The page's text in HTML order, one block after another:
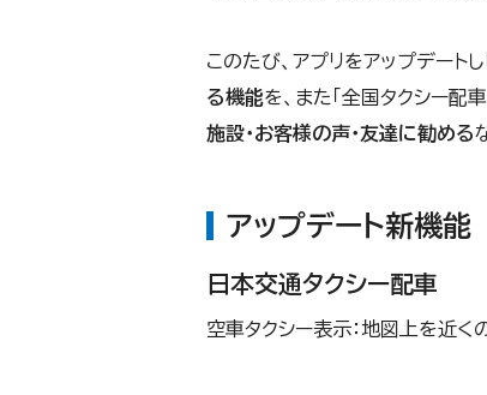
このたび、アプリをアップデート
る機能を、また「全国タクシー配
施設・お客様の声・友達に勧める
アップデート新機能
日本交通タクシー配車
空車タクシー表示：地図上を近